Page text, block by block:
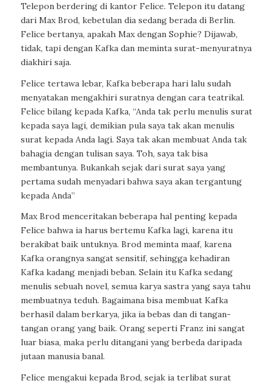
Telepon berdering di kantor Felice. Telepon itu datang
dari Max Brod, kebetulan dia sedang berada di Berlin.
Felice bertanya, apakah Max dengan Sophie? Dijawab,
tidak, tapi dengan Kafka dan meminta surat-menyuratnya
diakhiri saja.
Felice tertawa lebar, Kafka beberapa hari lalu sudah
menyatakan mengakhiri suratnya dengan cara teatrikal.
Felice bilang kepada Kafka, “Anda tak perlu menulis surat
kepada saya lagi, demikian pula saya tak akan menulis
surat kepada Anda lagi. Saya tak akan membuat Anda tak
bahagia dengan tulisan saya. Toh, saya tak bisa
membantunya. Bukankah sejak dari surat saya yang
pertama sudah menyadari bahwa saya akan tergantung
kepada Anda”
Max Brod menceritakan beberapa hal penting kepada
Felice bahwa ia harus bertemu Kafka lagi, karena itu
berakibat baik untuknya. Brod meminta maaf, karena
Kafka orangnya sangat sensitif, sehingga kehadiran
Kafka kadang menjadi beban. Selain itu Kafka sedang
menulis sebuah novel, semua karya sastra yang saya tahu
membuatnya teduh. Bagaimana bisa membuat Kafka
berhasil dalam berkarya, jika ia bebas dan di tangan-
tangan orang yang baik. Orang seperti Franz ini sangat
luar biasa, maka perlu ditangani yang berbeda daripada
jutaan manusia banal.
Felice mengakui kepada Brod, sejak ia terlibat surat